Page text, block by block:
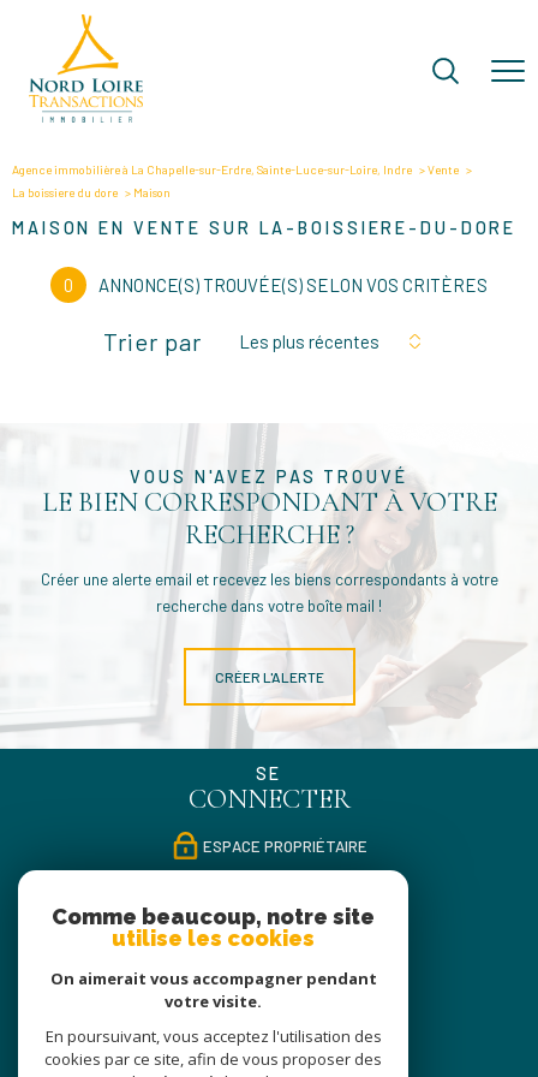
Agence immobilière à La Chapelle-sur-Erdre, Sainte-Luce-sur-Loire, Indre
Vente
La boissiere du dore
Maison
MAISON EN VENTE SUR LA-BOISSIERE-DU-DORE
0 ANNONCE(S) TROUVÉE(S) SELON VOS CRITÈRES
Trier par Les plus récentes
VOUS N'AVEZ PAS TROUVÉ
LE BIEN CORRESPONDANT À VOTRE
RECHERCHE ?
Créer une alerte email et recevez les biens correspondants à votre
recherche dans votre boîte mail !
CRÉER L'ALERTE
SE
CONNECTER
ESPACE PROPRIÉTAIRE
SUIVRE
NOUS
ADHÉRONS
Comme beaucoup, notre site
utilise les cookies
On aimerait vous accompagner pendant
votre visite.
En poursuivant, vous acceptez l'utilisation des
cookies par ce site, afin de vous proposer des